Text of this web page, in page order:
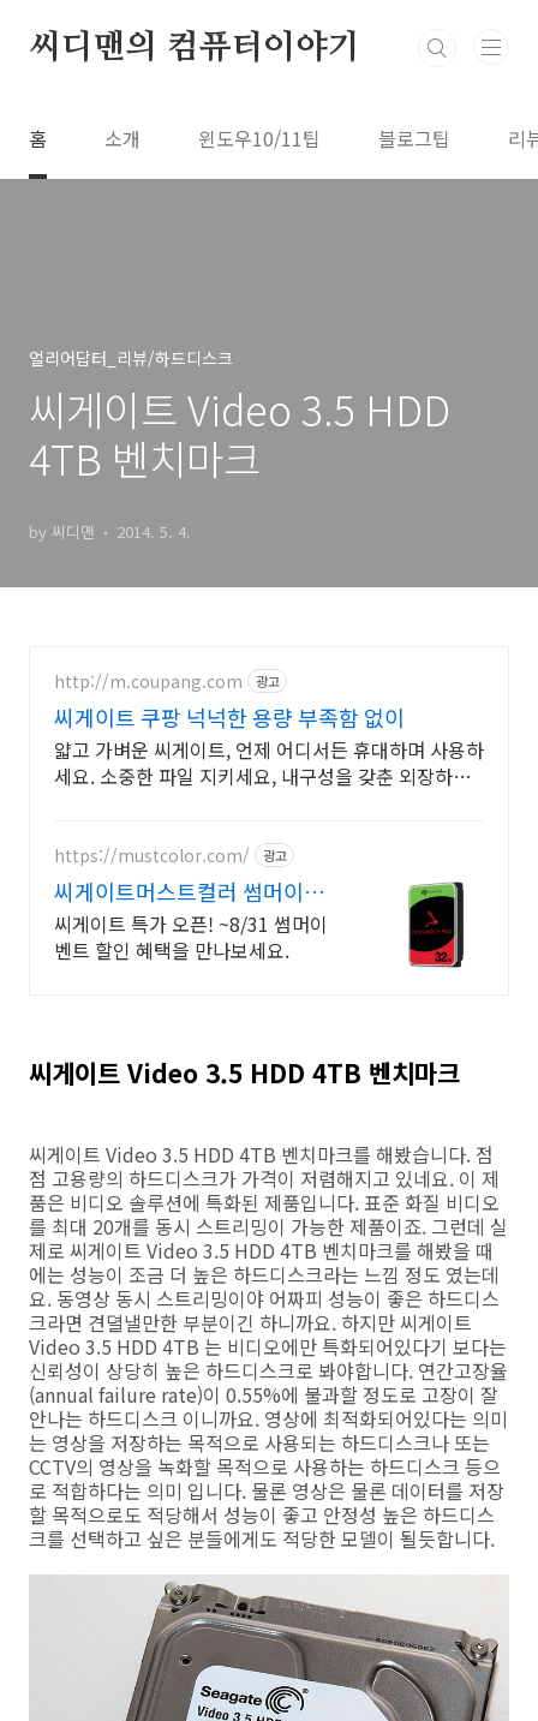
씨디맨의 컴퓨터이야기
홈 소개 윈도우10/11팁 블로그팁 리
얼리어답터_리뷰/하드디스크
씨게이트 Video 3.5 HDD
4TB 벤치마크
by 씨디맨 2014. 5. 4.
http://m.coupang.com 광고
씨게이트 쿠팡 넉넉한 용량 부족함 없이
얇고 가벼운 씨게이트, 언제 어디서든 휴대하며 사용하
세요. 소중한 파일 지키세요, 내구성을 갖춘 외장하드
https://mustcolor.com/ 광고
씨게이트머스트컬러 썸머이벤
트 할인!
씨게이트 특가 오픈! ~8/31 썸머이
벤트 할인 혜택을 만나보세요.
씨게이트 Video 3.5 HDD 4TB 벤치마크
씨게이트 Video 3.5 HDD 4TB 벤치마크를 해봤습니다. 점
점 고용량의 하드디스크가 가격이 저렴해지고 있네요. 이 제
품은 비디오 솔루션에 특화된 제품입니다. 표준 화질 비디오
를 최대 20개를 동시 스트리밍이 가능한 제품이죠. 그런데 실
제로 씨게이트 Video 3.5 HDD 4TB 벤치마크를 해봤을 때
에는 성능이 조금 더 높은 하드디스크라는 느낌 정도 였는데
요. 동영상 동시 스트리밍이야 어짜피 성능이 좋은 하드디스
크라면 견뎔낼만한 부분이긴 하니까요. 하지만 씨게이트
Video 3.5 HDD 4TB 는 비디오에만 특화되어있다기 보다는
신뢰성이 상당히 높은 하드디스크로 봐야합니다. 연간고장율
(annual failure rate)이 0.55%에 불과할 정도로 고장이 잘
안나는 하드디스크 이니까요. 영상에 최적화되어있다는 의미
는 영상을 저장하는 목적으로 사용되는 하드디스크나 또는
CCTV의 영상을 녹화할 목적으로 사용하는 하드디스크 등으
로 적합하다는 의미 입니다. 물론 영상은 물론 데이터를 저장
할 목적으로도 적당해서 성능이 좋고 안정성 높은 하드디스
크를 선택하고 싶은 분들에게도 적당한 모델이 될듯합니다.